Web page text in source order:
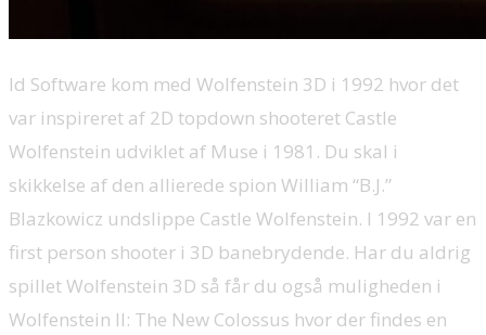
Id Software kom med Wolfenstein 3D i 1992 hvor det
var inspireret af 2D topdown shooteret Castle
Wolfenstein udviklet af Muse i 1981. Du skal i
skikkelse af den allierede spion William “B.J.”
Blazkowicz undslippe Castle Wolfenstein. I 1992 var en
first person shooter i 3D banebrydende. Har du aldrig
spillet Wolfenstein 3D så får du også muligheden i
Wolfenstein II: The New Colossus hvor der findes en